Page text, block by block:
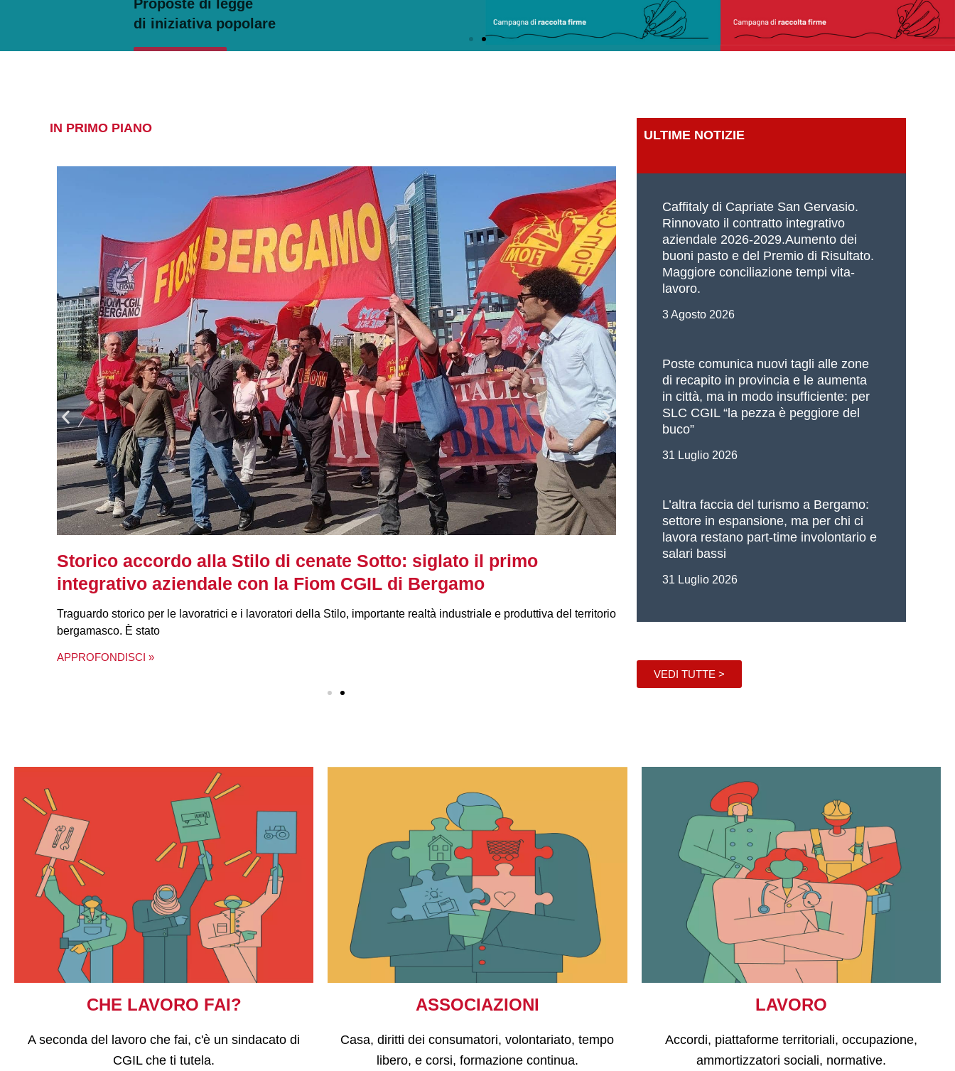
Firma anche tu!
IN PRIMO PIANO
Storico accordo alla Stilo di cenate Sotto: siglato il primo
integrativo aziendale con la Fiom CGIL di Bergamo
Traguardo storico per le lavoratrici e i lavoratori della Stilo, importante realtà industriale e produttiva del territorio
bergamasco. È stato
APPROFONDISCI »
Chiuso per ferie dall’8 agosto al 15
lunedì 17 agosto
ULTIME NOTIZIE
Caffitaly di Capriate San Gervasio.
Rinnovato il contratto integrativo
aziendale 2026-2029.Aumento dei
buoni pasto e del Premio di Risultato.
Maggiore conciliazione tempi vita-
lavoro.
3 Agosto 2026
Poste comunica nuovi tagli alle zone
di recapito in provincia e le aumenta
in città, ma in modo insufficiente: per
SLC CGIL “la pezza è peggiore del
buco”
31 Luglio 2026
L’altra faccia del turismo a Bergamo:
settore in espansione, ma per chi ci
lavora restano part-time involontario e
salari bassi
31 Luglio 2026
VEDI TUTTE >
CHE LAVORO FAI?
A seconda del lavoro che fai, c'è un sindacato di
CGIL che ti tutela.
ASSOCIAZIONI
Casa, diritti dei consumatori, volontariato, tempo
libero, e corsi, formazione continua.
LAVORO
Accordi, piattaforme territoriali, occupazione,
ammortizzatori sociali, normative.